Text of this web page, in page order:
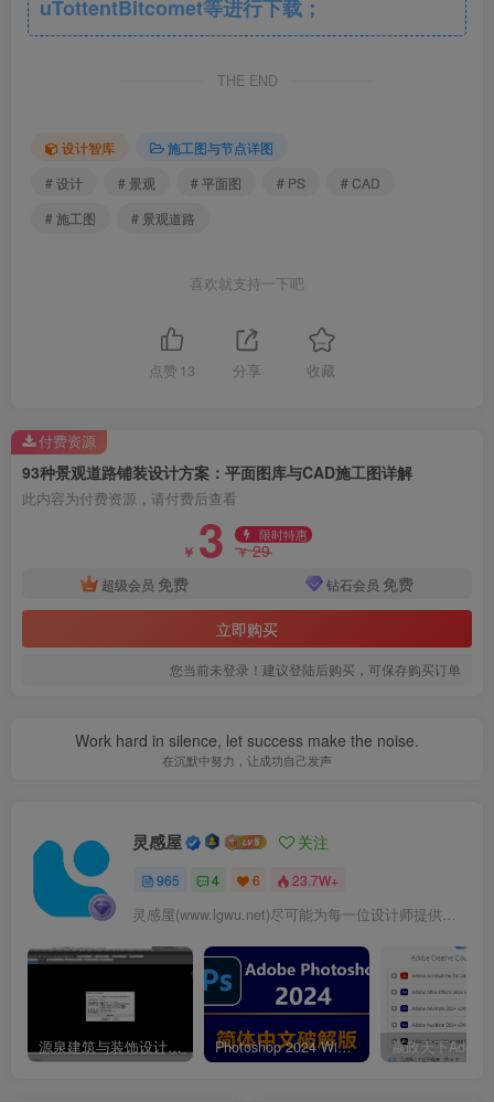
93款景观道路铺装平面图库CAD图纸 (4).png
93款景观道路铺装平面图库CAD图纸 (5).png
93款景观道路铺装平面图库CAD图纸 (6).png
uTottentBitcomet等进行下载；
THE END
设计智库
施工图与节点详图
# 设计
# 景观 # 平面图 # PS
# CAD
# 施工图
# 景观道路
喜欢就支持一下吧
点赞 13 分享 收藏
93种景观道路铺装设计方案：平面图库与CAD施工图详解
此内容为付费资源，请付费后查看
￥ 3 限时特惠
￥29
超级会员 免费 钻石会员 免费
立即购买
您当前未登录！建议登陆后购买，可保存购买订单
付费资源
Work hard in silence, let success make the noise.
在沉默中努力，让成功自己发声
灵感屋 关注
965 4 6 23.7W+
源泉建筑与装饰设计CAD插件工具箱（YQArch 6.7.4） Photoshop 2024 Win|Mac 简体中文破解版安装包下载及安装教程